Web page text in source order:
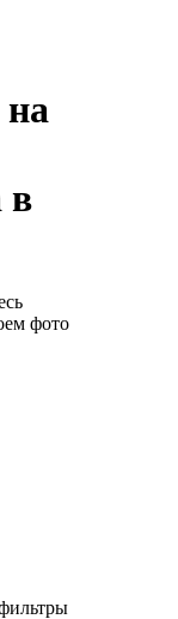
на
в
фото